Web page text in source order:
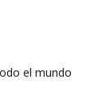
el mundo